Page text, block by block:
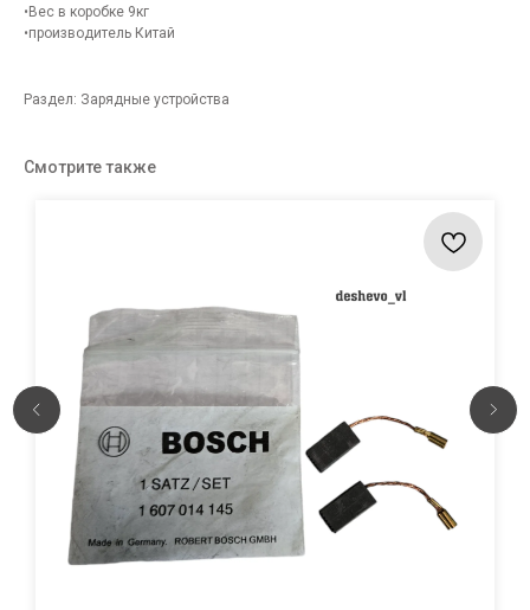
•Вес в коробке 9кг
•производитель Китай
Раздел: Зарядные устройства
Смотрите также